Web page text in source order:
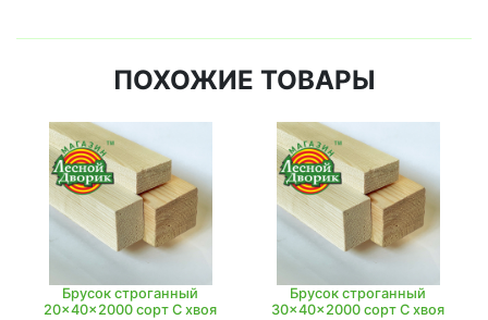
ПОХОЖИЕ ТОВАРЫ
Брусок строганный
20x40x2000 сорт C хвоя
Брусок строганный
30x40x2000 сорт C хвоя